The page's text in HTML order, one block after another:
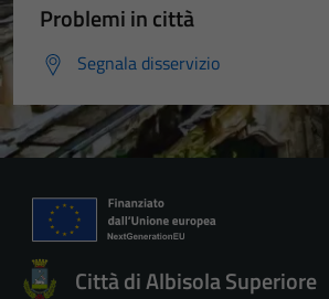
Problemi in città
Segnala disservizio
Città di Albisola Superiore